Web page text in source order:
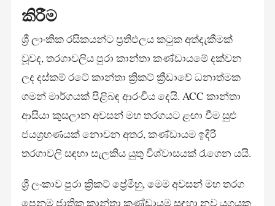
කිරීම
ශ්‍රී ලාංකික රසිකයන්ට ප්‍රතිඵලය කටුක අත්දැකීමක්
වූවද, තරගාවලිය පුරා කාන්තා කණ්ඩායමේ දක්වන
ලද දස්කම් රටේ කාන්තා ක්‍රිකට් ක්‍රීඩාවේ ධනාත්මක
ගමන් මාර්ගයක් පිළිබඳ ආරංචිය දෙයි. ACC කාන්තා
ආසියා කුසලාන අවසන් මහ තරගයට ළඟා වීම සුළු
ජයග්‍රහණයක් නොවන අතර, කණ්ඩායම ඉදිරි
තරගාවලි සඳහා සැලකිය යුතු විශ්වාසයක් රැගෙන යයි.
ශ්‍රී ලංකාව පුරා ක්‍රිකට් ප්‍රේමීහු, මෙම අවසන් මහ තරග
පෙනුම ජාතික කාන්තා කණ්ඩායම සඳහා නව යුගයක